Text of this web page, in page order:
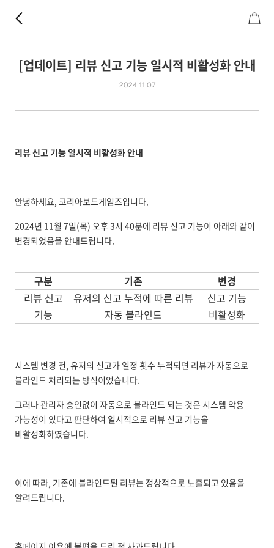
2024.11.07
[업데이트] 리뷰 신고 기능 일시적 비활성화 안내
리뷰 신고 기능 일시적 비활성화 안내
안녕하세요, 코리아보드게임즈입니다.
2024년 11월 7일(목) 오후 3시 40분에 리뷰 신고 기능이 아래와 같이
변경되었음을 안내드립니다.
구분 기존
변경
리뷰 신고
기능
유저의 신고 누적에 따른 리뷰
자동 블라인드
신고 기능
비활성화
시스템 변경 전, 유저의 신고가 일정 횟수 누적되면 리뷰가 자동으로
블라인드 처리되는 방식이었습니다.
그러나 관리자 승인없이 자동으로 블라인드 되는 것은 시스템 악용
가능성이 있다고 판단하여 일시적으로 리뷰 신고 기능을
비활성화하였습니다.
이에 따라, 기존에 블라인드된 리뷰는 정상적으로 노출되고 있음을
알려드립니다.